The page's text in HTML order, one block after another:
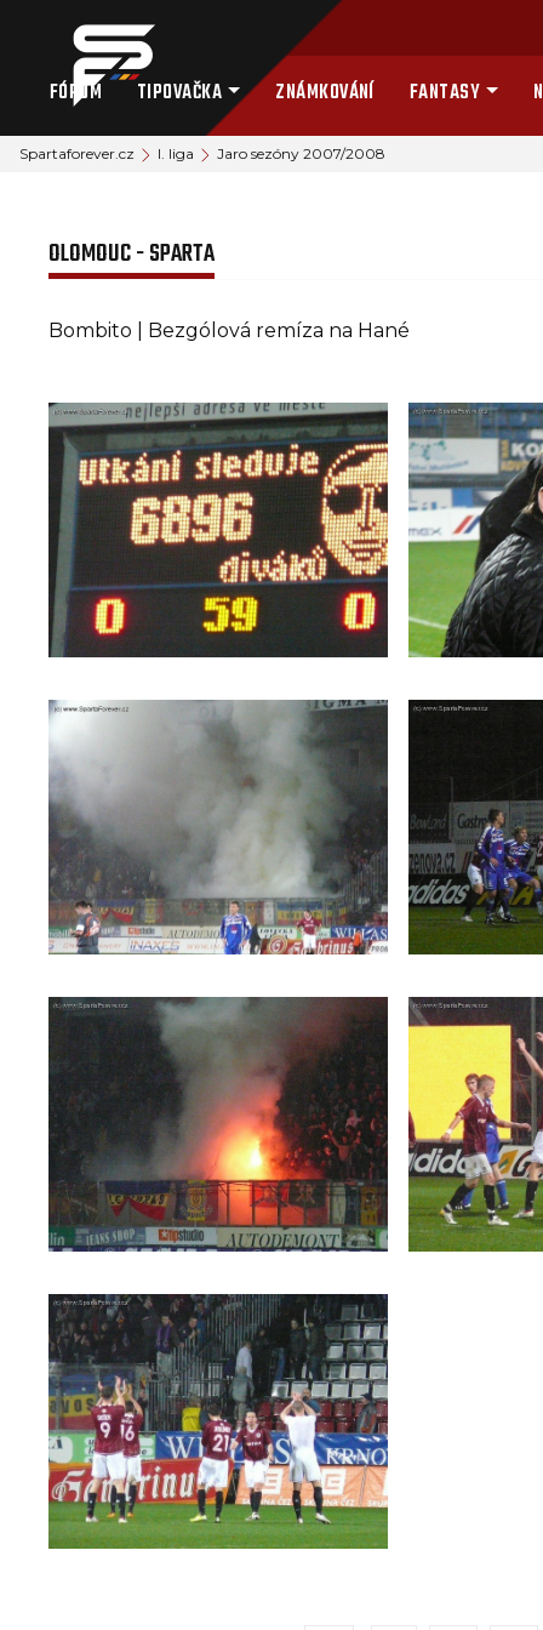
FÓRUM TIPOVAČKA ZNÁMKOVÁNÍ FANTASY
Spartaforever.cz I. liga Jaro sezóny 2007/2008
OLOMOUC - SPARTA
Bombito | Bezgólová remíza na Hané